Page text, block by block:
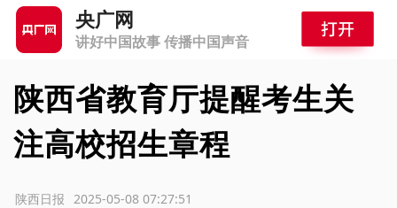
央广网
讲好中国故事 传播中国声音
陕西省教育厅提醒考生关
注高校招生章程
2025-05-08 07:27:51
陕西日报